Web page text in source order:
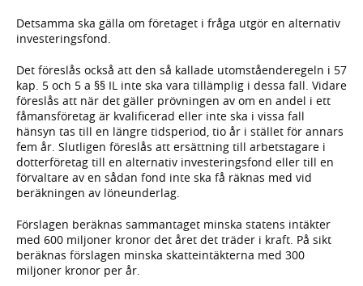
Detsamma ska gälla om företaget i fråga utgör en alternativ
investeringsfond.
Det föreslås också att den så kallade utomståenderegeln i 57
kap. 5 och 5 a §§ IL inte ska vara tillämplig i dessa fall. Vidare
föreslås att när det gäller prövningen av om en andel i ett
fåmansföretag är kvalificerad eller inte ska i vissa fall
hänsyn tas till en längre tidsperiod, tio år i stället för annars
fem år. Slutligen föreslås att ersättning till arbetstagare i
dotterföretag till en alternativ investeringsfond eller till en
förvaltare av en sådan fond inte ska få räknas med vid
beräkningen av löneunderlag.
Förslagen beräknas sammantaget minska statens intäkter
med 600 miljoner kronor det året det träder i kraft. På sikt
beräknas förslagen minska skatteintäkterna med 300
miljoner kronor per år.